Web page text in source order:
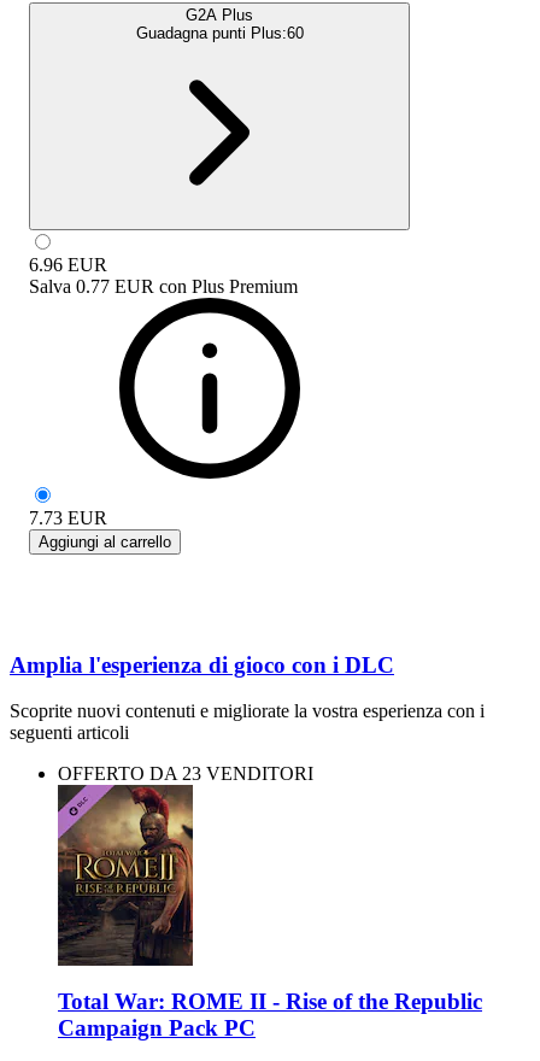
G2A Plus
Guadagna punti Plus:60
6.96 EUR
Salva 0.77 EUR con Plus Premium
7.73 EUR
Aggiungi al carrello
Amplia l'esperienza di gioco con i DLC
Scoprite nuovi contenuti e migliorate la vostra esperienza con i
seguenti articoli
OFFERTO DA 23 VENDITORI
Total War: ROME II - Rise of the Republic
Campaign Pack PC